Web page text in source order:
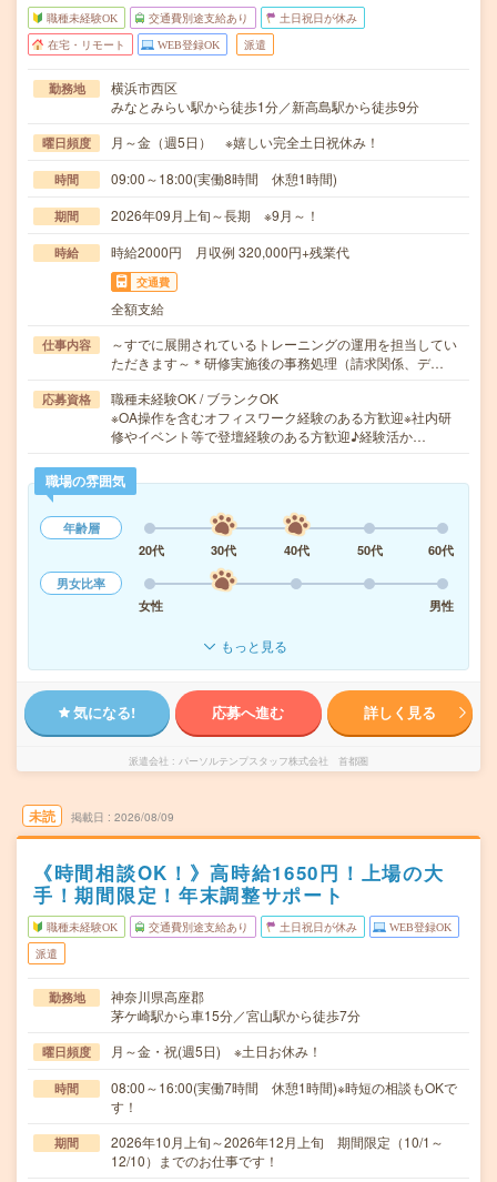
職種未経験OK 交通費別途支給あり 土日祝日が休み
在宅・リモート WEB登録OK 派遣
勤務地
横浜市西区
みなとみらい駅から徒歩1分／新高島駅から徒歩9分
曜日頻度 月～金（週5日） ※嬉しい完全土日祝休み！
時間 09:00～18:00(実働8時間 休憩1時間)
期間 2026年09月上旬～長期 ※9月～！
時給 時給2000円 月収例 320,000円+残業代
交通費
全額支給
仕事内容
～すでに展開されているトレーニングの運用を担当してい
ただきます～＊研修実施後の事務処理（請求関係、デ…
応募資格
職種未経験OK / ブランクOK
※OA操作を含むオフィスワーク経験のある方歓迎※社内研
修やイベント等で登壇経験のある方歓迎♪経験活か…
職場の雰囲気
年齢層
20代
30代 40代 50代
60代
男女比率
女性
男性
もっと見る
気になる! 応募へ進む 詳しく見る
派遣会社 パーソルテンプスタッフ株式会社 首都圏
未読 掲載日 2026/08/09
《時間相談OK！》高時給1650円！上場の大
手！期間限定！年末調整サポート
職種未経験OK 交通費別途支給あり 土日祝日が休み WEB登録OK
派遣
勤務地
神奈川県高座郡
茅ケ崎駅から車15分／宮山駅から徒歩7分
曜日頻度 月～金・祝(週5日) ※土日お休み！
時間
08:00～16:00(実働7時間 休憩1時間)※時短の相談もOKで
す！
期間
2026年10月上旬～2026年12月上旬 期間限定（10/1～
12/10）までのお仕事です！